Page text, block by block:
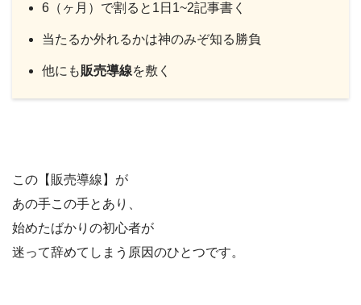
6（ヶ月）で割ると1日1~2記事書く
当たるか外れるかは神のみぞ知る勝負
他にも販売導線を敷く
この【販売導線】が
あの手この手とあり、
始めたばかりの初心者が
迷って辞めてしまう原因のひとつです。